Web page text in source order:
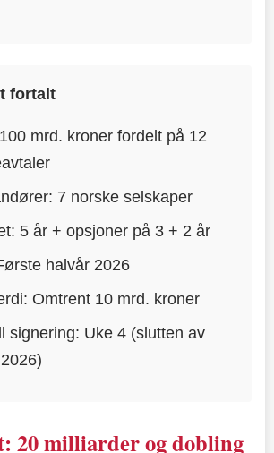
fortalt
mrd. kroner fordelt på 12
7 norske selskaper
5 år + opsjoner på 3 + 2 år
halvår 2026
Omtrent 10 mrd. kroner
signering: Uke 4 (slutten av
20 milliarder og dobling